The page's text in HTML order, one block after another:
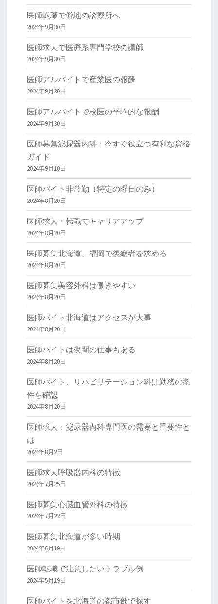
医師転職で僻地の診療所へ
2024年9月30日
医師求人で医療系専門学校の講師
2024年9月30日
医師アルバイトで産業医の報酬
2024年9月30日
医師アルバイトで校医の平均的な報酬
2024年9月30日
医師募集泌尿器内科：今すぐ役立つ有利な資格
ガイド
2024年9月10日
医師バイト非常勤（特定の曜日のみ）
2024年8月20日
医師求人・転職でキャリアアップ
2024年8月20日
医師募集北海道、福岡で後継者を求める
2024年8月20日
医師募集美容外科は働きやすい
2024年8月20日
医師バイト北海道はアクセスが大事
2024年8月20日
医師バイトは夜間の仕事もある
2024年8月20日
医師バイト、リハビリテーション科は勤務の条
件を確認
2024年8月20日
医師求人：泌尿器内科専門医の需要と重要性と
は
2024年8月2日
医師求人呼吸器内科の特徴
2024年7月25日
医師募集心臓血管外科の特徴
2024年7月22日
医師募集北海道が多い時期
2024年6月19日
医師転職で注意したいトラブル例
2024年5月19日
医師バイトを北海道の都市部で探す